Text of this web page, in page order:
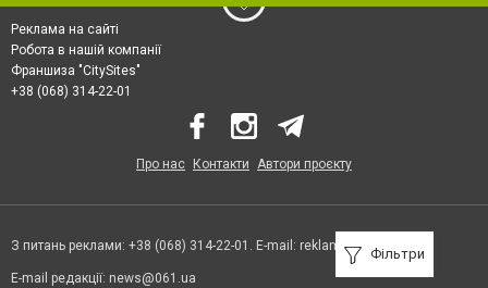
Фільтри
Реклама на сайті
Робота в нашій компанії
Франшиза "CitySites"
+38 (068) 314-22-01
Про нас Контакти Автори проєкту
З питань реклами: +38 (068) 314-22-01. E-mail: reklama@061.ua
E-mail редакції: news@061.ua